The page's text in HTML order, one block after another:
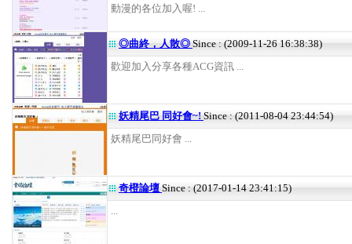
動漫的各位加入喔! ...
◎曲終，人散◎ Since : (2009-11-26 16:38:38)
歡迎加入分享各種ACG資訊 ...
妖精尾巴 同好會~! Since : (2011-08-04 23:44:54)
妖精尾巴同好會 ...
奇橙論壇 Since : (2017-01-14 23:41:15)
...